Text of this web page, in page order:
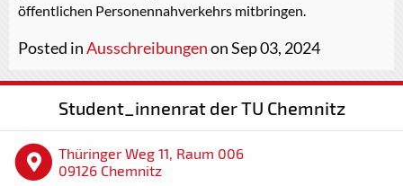
öffentlichen Personennahverkehrs mitbringen.
Posted inAusschreibungenon Sep 03, 2024
Student_innenrat der TU Chemnitz
Thüringer Weg 11, Raum 006
09126 Chemnitz